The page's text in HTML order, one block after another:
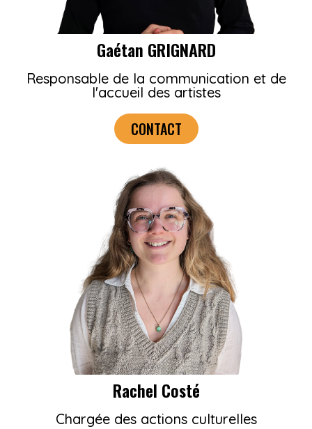
Gaétan GRIGNARD
Responsable de la communication et de
l'accueil des artistes
CONTACT
Rachel Costé
Chargée des actions culturelles